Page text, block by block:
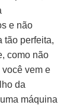
e não
tão perfeita,
como não
vem e
da
máquina